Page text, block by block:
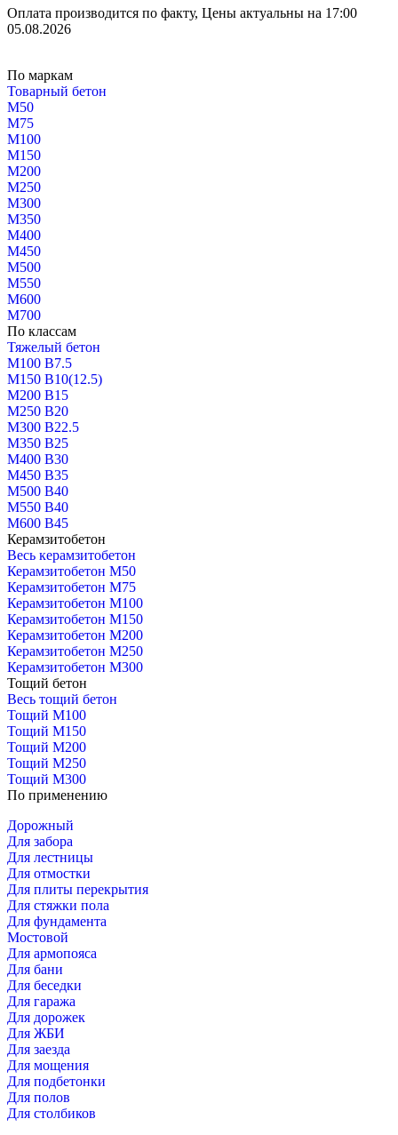
Оплата производится по факту, Цены актуальны на 17:00
05.08.2026
По маркам
Товарный бетон
М50
М75
М100
М150
М200
М250
М300
М350
М400
М450
М500
М550
М600
М700
По классам
Тяжелый бетон
М100 В7.5
М150 В10(12.5)
М200 В15
М250 В20
М300 В22.5
М350 В25
М400 В30
М450 В35
М500 В40
М550 В40
М600 В45
Керамзитобетон
Весь керамзитобетон
Керамзитобетон М50
Керамзитобетон М75
Керамзитобетон М100
Керамзитобетон М150
Керамзитобетон М200
Керамзитобетон М250
Керамзитобетон М300
Тощий бетон
Весь тощий бетон
Тощий М100
Тощий М150
Тощий М200
Тощий М250
Тощий М300
По применению
Дорожный
Для забора
Для лестницы
Для отмостки
Для плиты перекрытия
Для стяжки пола
Для фундамента
Мостовой
Для армопояса
Для бани
Для беседки
Для гаража
Для дорожек
Для ЖБИ
Для заезда
Для мощения
Для подбетонки
Для полов
Для столбиков